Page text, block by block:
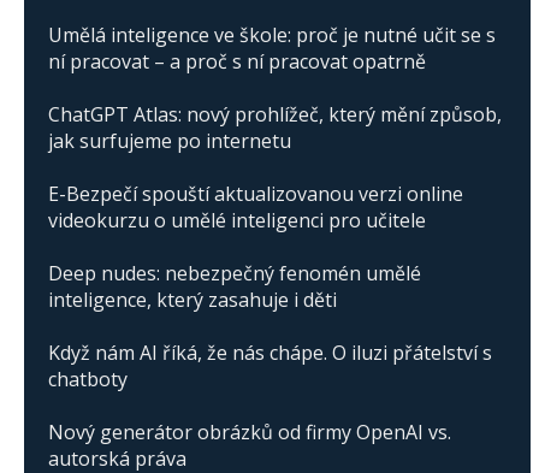
Umělá inteligence ve škole: proč je nutné učit se s
ní pracovat – a proč s ní pracovat opatrně
ChatGPT Atlas: nový prohlížeč, který mění způsob,
jak surfujeme po internetu
E-Bezpečí spouští aktualizovanou verzi online
videokurzu o umělé inteligenci pro učitele
Deep nudes: nebezpečný fenomén umělé
inteligence, který zasahuje i děti
Když nám AI říká, že nás chápe. O iluzi přátelství s
chatboty
Nový generátor obrázků od firmy OpenAI vs.
autorská práva